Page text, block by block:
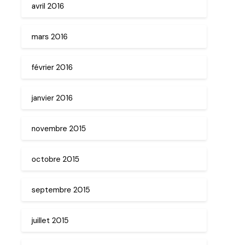
avril 2016
mars 2016
février 2016
janvier 2016
novembre 2015
octobre 2015
septembre 2015
juillet 2015